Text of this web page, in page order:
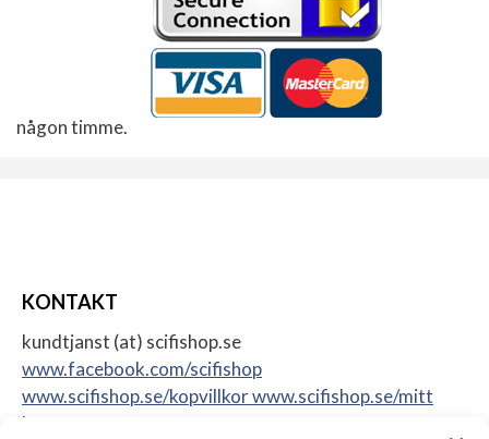
någon timme.
KONTAKT
kundtjanst (at) scifishop.se
www.facebook.com/scifishop
www.scifishop.se/kopvillkorwww.scifishop.se/mitt
konto